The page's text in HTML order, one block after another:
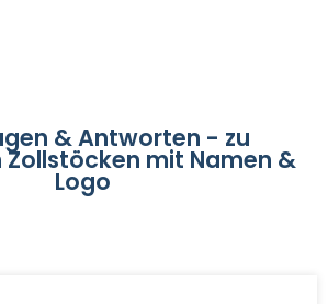
& Antworten - zu
mit Namen &
Logo